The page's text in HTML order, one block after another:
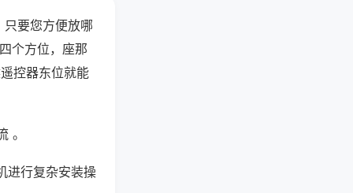
要您方便放哪
个方位，座那
控器东位就能
。
进行复杂安装操